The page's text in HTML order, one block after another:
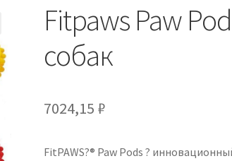
Fitpaws Paw
собак
7024,15₽
FitPAWS?® Paw Pods ?